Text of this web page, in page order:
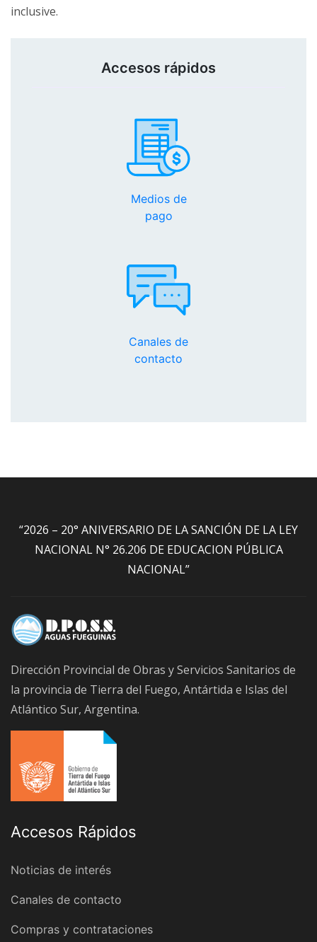
inclusive.
Accesos rápidos
Medios de
pago
Canales de
contacto
“2026 – 20° ANIVERSARIO DE LA SANCIÓN DE LA LEY
NACIONAL N° 26.206 DE EDUCACION PÚBLICA
NACIONAL”
Dirección Provincial de Obras y Servicios Sanitarios de
la provincia de Tierra del Fuego, Antártida e Islas del
Atlántico Sur, Argentina.
Accesos Rápidos
Noticias de interés
Canales de contacto
Compras y contrataciones